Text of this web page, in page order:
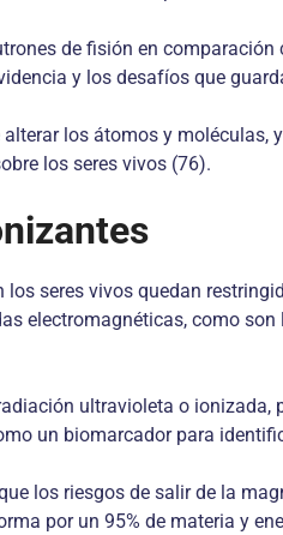
de fisión en
y los desafíos que
los átomos y
los seres vivos (76).
seres vivos quedan
electromagnéticas, como son
ultravioleta o
un biomarcador para
los riesgos de salir de la
por un 95% de materia y